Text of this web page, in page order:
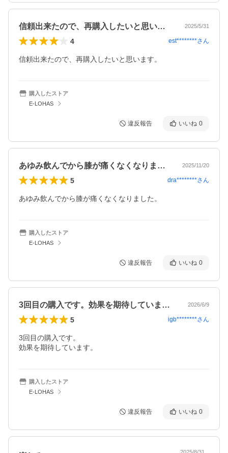
信頼出来たので、再購入したいと思います… 2025/5/31
4 est********さん
信頼出来たので、再購入したいと思います。
購入したストア
E-LOHAS
違反報告 いいね 0
あゆみ飲んでから膝が痛くなくなりました… 2025/11/20
5 dra********さん
購入したストア
E-LOHAS
違反報告 いいね 0
3回目の購入です。効果を期待しています… 2026/6/9
5 igb********さん
3回目の購入です。
効果を期待しています。
購入したストア
E-LOHAS
違反報告 いいね 0